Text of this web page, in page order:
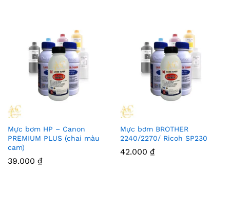
Mực bơm HP – Canon
PREMIUM PLUS (chai màu
cam)
39.000 ₫
Mực bơm BROTHER
2240/2270/ Ricoh SP230
42.000 ₫